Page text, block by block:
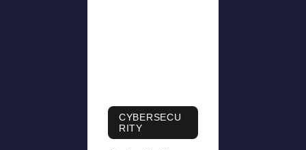
CYBERSECU
RITY